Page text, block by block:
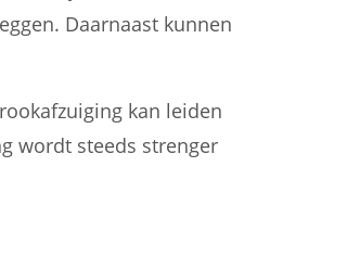
Daarnaast kunnen
kan leiden
wordt steeds strenger